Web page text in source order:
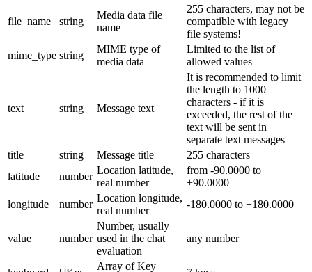
file_name string
Media data file
name
255 characters, may not be
compatible with legacy
file systems!
mime_type string
MIME type of
media data
Limited to the list of
allowed values
text string Message text
It is recommended to limit
the length to 1000
characters - if it is
exceeded, the rest of the
text will be sent in
separate text messages
title
string Message title
255 characters
latitude
number
Location latitude,
real number
from -90.0000 to
+90.0000
longitude
number
Location longitude,
real number
-180.0000 to +180.0000
value number
Number, usually
used in the chat
evaluation
any number
Array of Key